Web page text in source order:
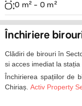
0 m² - 0 m²
Închiriere
Clădiri de birouri în
si acces imediat la
Închirierea spațiilor de
Chiriaș. Activ Property